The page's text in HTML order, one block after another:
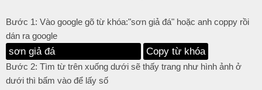
Bước 1: Vào google gõ từ khóa:"sơn giả đá" hoặc anh coppy rồi
dán ra google
Copy từ khóa
Bước 2: Tìm từ trên xuống dưới sẽ thấy trang như hình ảnh ở
dưới thì bấm vào để lấy số